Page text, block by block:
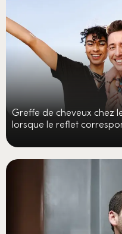
Greffe de cheveux chez
lorsque le reflet